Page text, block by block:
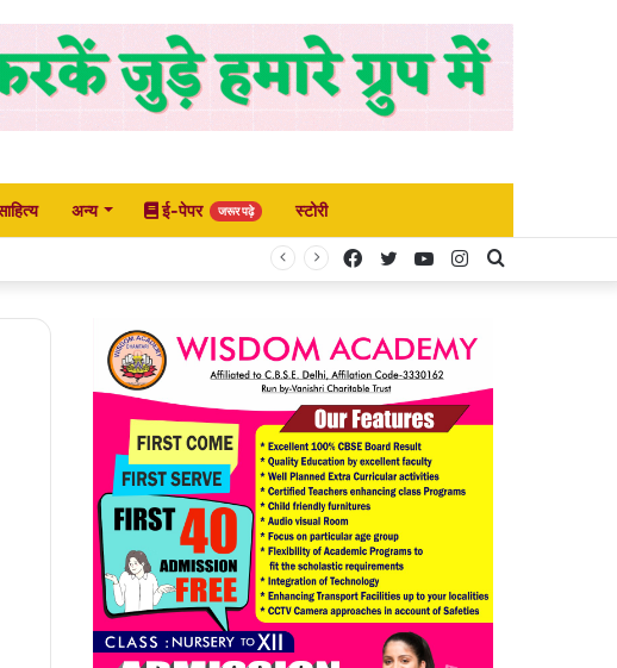
अन्य ई-पेपर जरूर पढ़े स्टोरी
Instagram
YouTube
Twitter
Facebook